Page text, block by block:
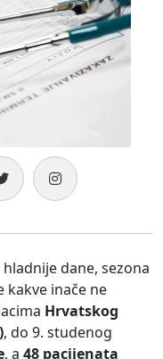
dane, sezona
kakve inače ne
Hrvatskog
, do 9. studenog
, a 48 pacijenata